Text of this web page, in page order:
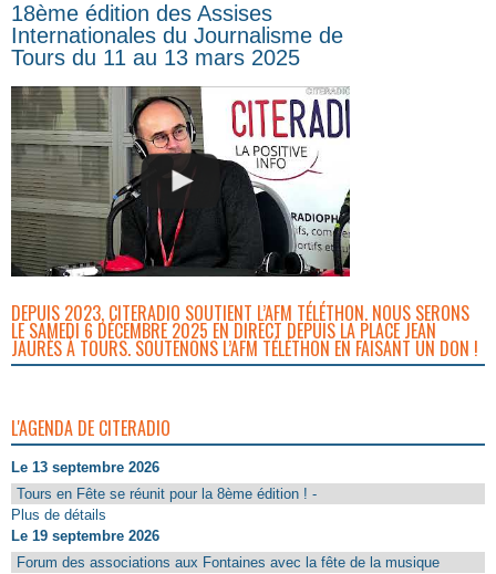
18ème édition des Assises
Internationales du Journalisme de
Tours du 11 au 13 mars 2025
DEPUIS 2023, CITERADIO SOUTIENT L’AFM TÉLÉTHON. NOUS SERONS
LE SAMEDI 6 DÉCEMBRE 2025 EN DIRECT DEPUIS LA PLACE JEAN
JAURÈS À TOURS. SOUTENONS L’AFM TÉLÉTHON EN FAISANT UN DON !
L'AGENDA DE CITERADIO
Le 13 septembre 2026
Tours en Fête se réunit pour la 8ème édition ! -
Plus de détails
Le 19 septembre 2026
Forum des associations aux Fontaines avec la fête de la musique